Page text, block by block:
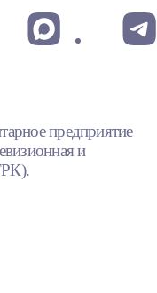
предприятие
и